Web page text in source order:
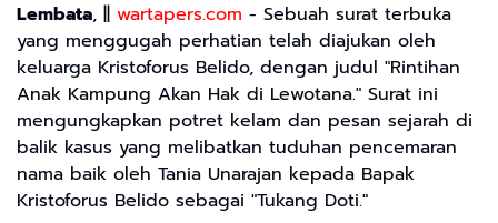
Lembata, || wartapers.com - Sebuah surat terbuka
yang menggugah perhatian telah diajukan oleh
keluarga Kristoforus Belido, dengan judul "Rintihan
Anak Kampung Akan Hak di Lewotana." Surat ini
mengungkapkan potret kelam dan pesan sejarah di
balik kasus yang melibatkan tuduhan pencemaran
nama baik oleh Tania Unarajan kepada Bapak
Kristoforus Belido sebagai "Tukang Doti."